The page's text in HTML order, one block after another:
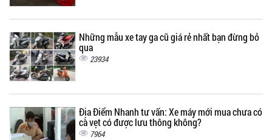
Những mẫu xe tay ga cũ giá rẻ nhất bạn đừng bỏ
qua
23934
Địa Điểm Nhanh tư vấn: Xe máy mới mua chưa có
cà vẹt có được lưu thông không?
7964